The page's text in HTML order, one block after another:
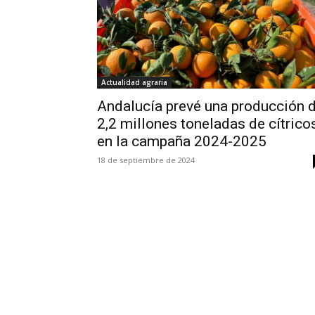
Actualidad agraria
Andalucía prevé una producción
2,2 millones toneladas de
en la campaña 2024-2025
18 de septiembre de 2024